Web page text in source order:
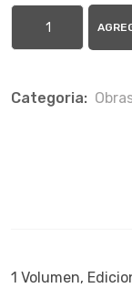
Categoria:
1 Volumen,